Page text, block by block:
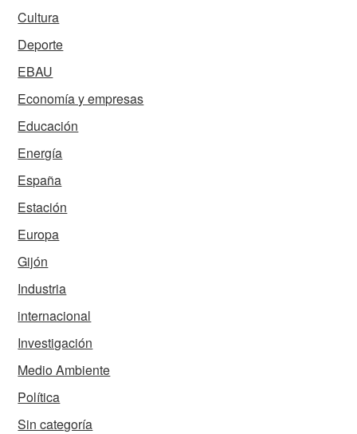
Cultura
Deporte
EBAU
Economía y empresas
Educación
Energía
España
Estación
Europa
Gijón
Industria
internacional
Investigación
Medio Ambiente
Política
Sin categoría